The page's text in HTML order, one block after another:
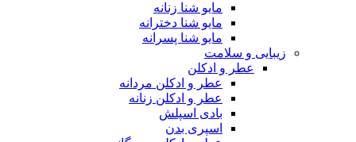
مایو شنا زنانه
مایو شنا دخترانه
مایو شنا پسرانه
زیبایی و سلامت
عطر و ادکلن
عطر و ادکلن مردانه
عطر و ادکلن زنانه
بادی اسپلش
اسپری بدن